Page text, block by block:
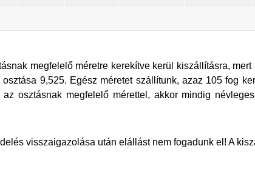
megfelelő méretre kerekítve kerül kiszállításra,
9,525. Egész méretet szállítunk, azaz 105 fog
osztásnak megfelelő mérettel, akkor mindig
visszaigazolása után elállást nem fogadunk el! A